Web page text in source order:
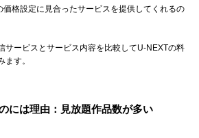
格設定に見合ったサービスを提供してくれるの
サービスとサービス内容を比較してU-NEXTの料
す。
には理由：見放題作品数が多い